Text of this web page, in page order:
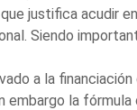
justifica acudir
Siendo
a la financiación
embargo la fórmula